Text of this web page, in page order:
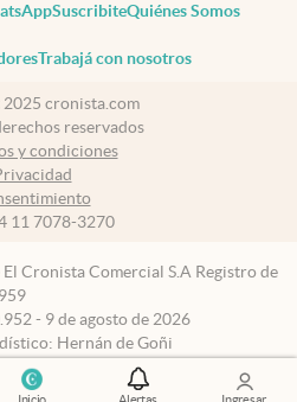
SuscribiteQuiénes Somos
Trabajá con nosotros
cronista.com
reservados
y condiciones
11 7078-3270
Cronista Comercial S.A Registro de
- 9 de agosto de 2026
Hernán de Goñi